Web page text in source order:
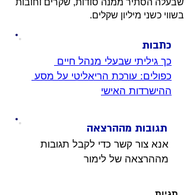
שבעלה הסתיר ממנה סודות, שקרים וחובות
בשווי כשני מיליון שקלים.
כתבות
כך גיליתי שבעלי מנהל חיים
כפולים: עורכת הריאליטי על מסע
ההישרדות האישי
תגובות מההרצאה
אנא צור קשר כדי לקבל תגובות
מההרצאה של לימור